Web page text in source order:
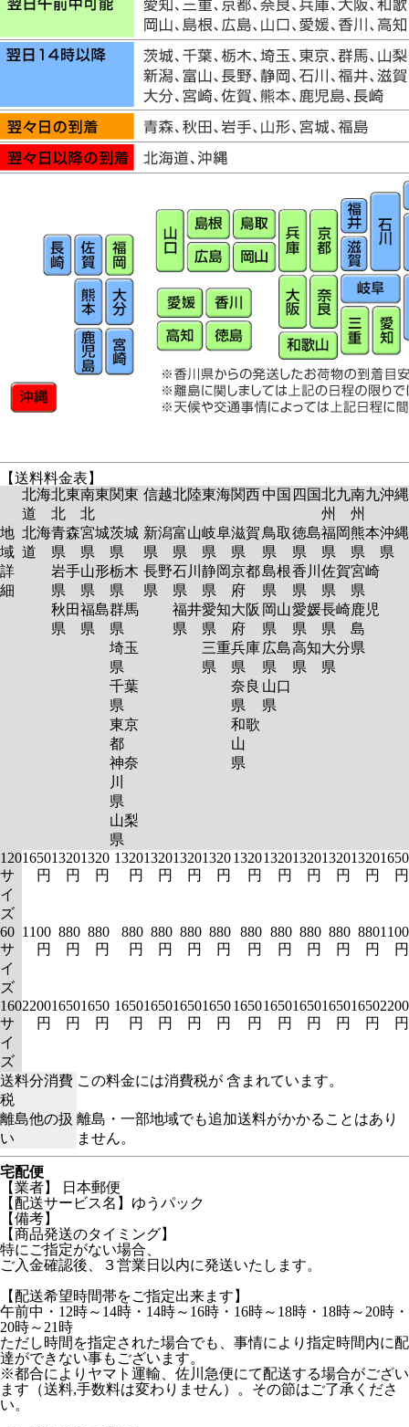
【送料料金表】
北海
道
北東
北
南東
北
関東 信越北陸東海関西中国 四国北九
州
南九
州
沖縄
地
域
詳
細
北海
道
青森
県
岩手
県
秋田
県
宮城
県
山形
県
福島
県
茨城
県
栃木
県
群馬
県
埼玉
県
千葉
県
東京
都
神奈
川
県
山梨
県
新潟
県
長野
県
富山
県
石川
県
福井
県
岐阜
県
静岡
県
愛知
県
三重
県
滋賀
県
京都
府
大阪
府
兵庫
県
奈良
県
和歌
山
県
鳥取
県
島根
県
岡山
県
広島
県
山口
県
徳島
県
香川
県
愛媛
県
高知
県
福岡
県
佐賀
県
長崎
県
大分
県
熊本
県
宮崎
県
鹿児
島
県
沖縄
県
120
サ
イ
ズ
1650
円
1320
円
1320
円
1320
円
1320
円
1320
円
1320
円
1320
円
1320
円
1320
円
1320
円
1320
円
1650
円
60
サ
イ
ズ
1100
円
880
円
880
円
880
円
880
円
880
円
880
円
880
円
880
円
880
円
880
円
880
円
1100
円
160
サ
イ
ズ
2200
円
1650
円
1650
円
1650
円
1650
円
1650
円
1650
円
1650
円
1650
円
1650
円
1650
円
1650
円
2200
円
送料分消費
税
この料金には消費税が 含まれています。
離島他の扱
い
離島・一部地域でも追加送料がかかることはあり
ません。
宅配便
【業者】 日本郵便
【配送サービス名】ゆうパック
【備考】
【商品発送のタイミング】
特にご指定がない場合、
ご入金確認後、３営業日以内に発送いたします。
【配送希望時間帯をご指定出来ます】
午前中・12時～14時・14時～16時・16時～18時・18時～20時・
20時～21時
ただし時間を指定された場合でも、事情により指定時間内に配
達ができない事もございます。
※都合によりヤマト運輸、佐川急便にて配送する場合がござい
ます（送料,手数料は変わりません）。その節はご了承くださ
い。